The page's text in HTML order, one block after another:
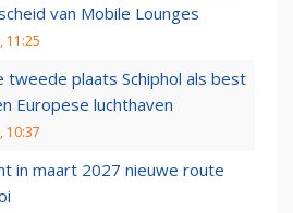
van Mobile Lounges
11:25
tweede plaats Schiphol als best
Europese luchthaven
10:37
in maart 2027 nieuwe route